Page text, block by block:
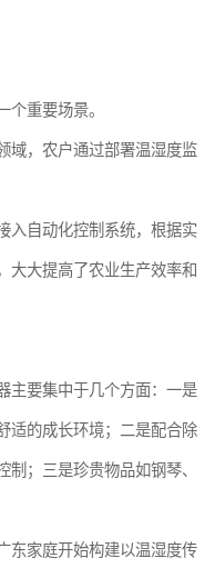
重要场景。
域，农户通过部署温湿度监
入自动化控制系统，根据实
大大提高了农业生产效率和
主要集中于几个方面：一是
适的成长环境；二是配合除
；三是珍贵物品如钢琴、
东家庭开始构建以温湿度传